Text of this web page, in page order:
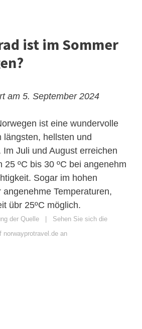
ist im Sommer
am 5. September 2024
ist eine wundervolle
längsten, hellsten und
Im Juli und August erreichen
25 ºC bis 30 ºC bei angenehm
Sogar im hohen
Temperaturen,
übr 25ºC möglich.
der Quelle
Sehen Sie sich die
norwayprotravel.de an